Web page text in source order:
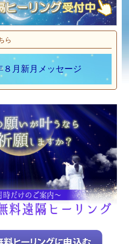
i
o
n
ら
８月新月メッセージ